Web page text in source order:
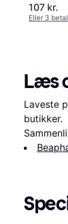
107 kr.
Eller 3
Læs
Laveste
butikker.